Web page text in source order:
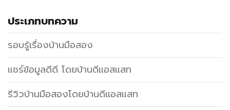
ประเภทบทความ
รอบรู้เรื่องบ้านมือสอง
แชร์ข้อมูลดีดี โดยบ้านดีแอสแสท
รีวิวบ้านมือสองโดยบ้านดีแอสแสท